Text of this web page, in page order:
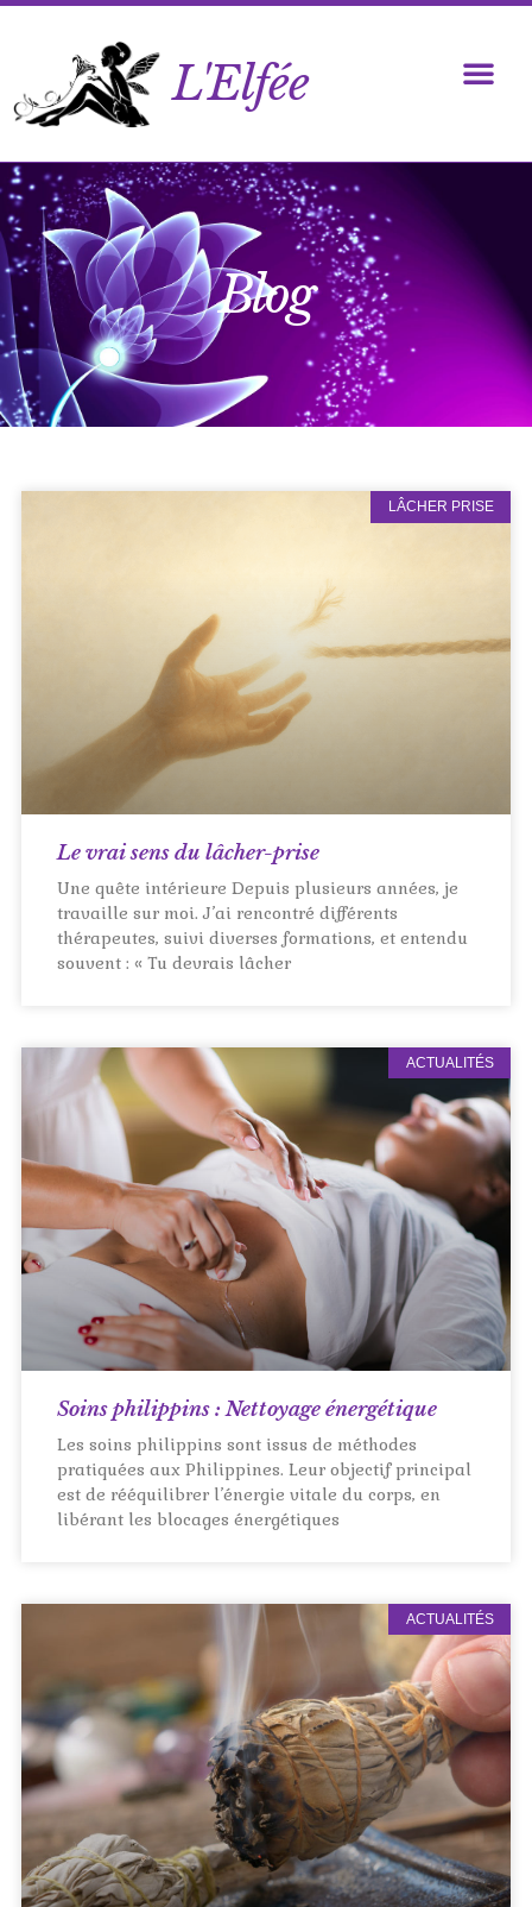
L'Elfée
Blog
LÂCHER PRISE
Le vrai sens du lâcher-prise
Une quête intérieure Depuis plusieurs années, je
travaille sur moi. J’ai rencontré différents
thérapeutes, suivi diverses formations, et entendu
souvent : « Tu devrais lâcher
ACTUALITÉS
Soins philippins : Nettoyage énergétique
Les soins philippins sont issus de méthodes
pratiquées aux Philippines. Leur objectif principal
est de rééquilibrer l’énergie vitale du corps, en
libérant les blocages énergétiques
ACTUALITÉS